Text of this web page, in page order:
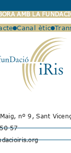
AMB LA
Canal ètic
nº 9, Sant
57